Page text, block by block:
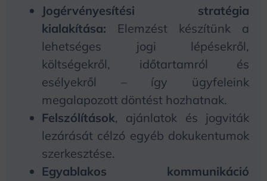
Jogérvényesítési stratégia
kialakítása: Elemzést készítünk a
lehetséges jogi lépésekről,
költségekről, időtartamról és
esélyekről – így ügyfeleink
megalapozott döntést hozhatnak.
Felszólítások, ajánlatok és jogviták
lezárását célzó egyéb dokukentumok
szerkesztése.
Egyablakos kommunikáció